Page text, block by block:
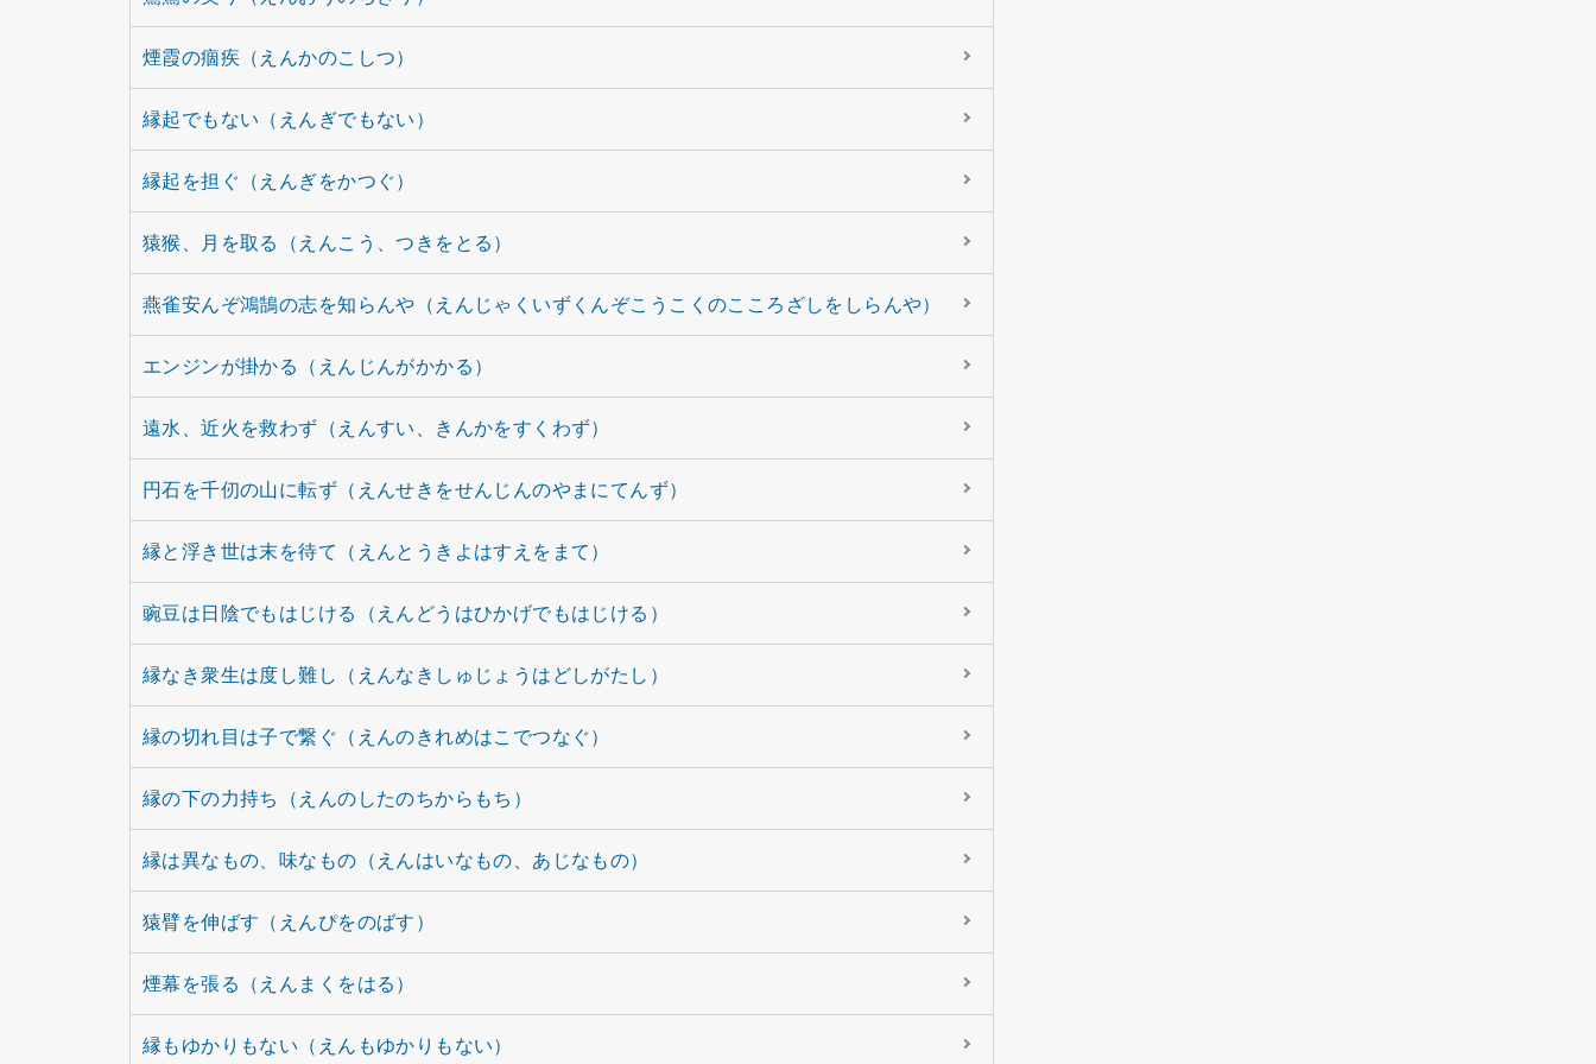
煙霞の痼疾（えんかのこしつ）
縁起でもない（えんぎでもない）
縁起を担ぐ（えんぎをかつぐ）
猿猴、月を取る（えんこう、つきをとる）
燕雀安んぞ鴻鵠の志を知らんや（えんじゃくいずくんぞこうこくのこころざしをしらんや）
エンジンが掛かる（えんじんがかかる）
遠水、近火を救わず（えんすい、きんかをすくわず）
円石を千仞の山に転ず（えんせきをせんじんのやまにてんず）
縁と浮き世は末を待て（えんとうきよはすえをまて）
豌豆は日陰でもはじける（えんどうはひかげでもはじける）
縁なき衆生は度し難し（えんなきしゅじょうはどしがたし）
縁の切れ目は子で繋ぐ（えんのきれめはこでつなぐ）
縁の下の力持ち（えんのしたのちからもち）
縁は異なもの、味なもの（えんはいなもの、あじなもの）
猿臂を伸ばす（えんぴをのばす）
煙幕を張る（えんまくをはる）
縁もゆかりもない（えんもゆかりもない）